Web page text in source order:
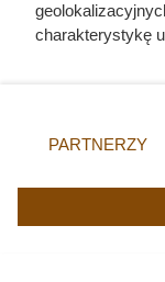
charakterystykę
zmienić/wycofać
znajdujący się
użytkownika, ale
przetwarzaniu.
PARTNERZY